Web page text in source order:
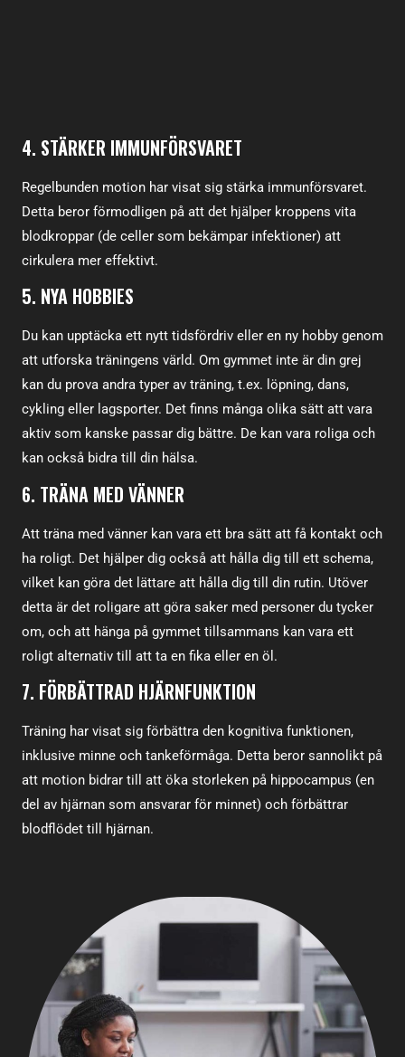
4. STÄRKER IMMUNFÖRSVARET
Regelbunden motion har visat sig stärka immunförsvaret.
Detta beror förmodligen på att det hjälper kroppens vita
blodkroppar (de celler som bekämpar infektioner) att
cirkulera mer effektivt.
5. NYA HOBBIES
Du kan upptäcka ett nytt tidsfördriv eller en ny hobby genom
att utforska träningens värld. Om gymmet inte är din grej
kan du prova andra typer av träning, t.ex. löpning, dans,
cykling eller lagsporter. Det finns många olika sätt att vara
aktiv som kanske passar dig bättre. De kan vara roliga och
kan också bidra till din hälsa.
6. TRÄNA MED VÄNNER
Att träna med vänner kan vara ett bra sätt att få kontakt och
ha roligt. Det hjälper dig också att hålla dig till ett schema,
vilket kan göra det lättare att hålla dig till din rutin. Utöver
detta är det roligare att göra saker med personer du tycker
om, och att hänga på gymmet tillsammans kan vara ett
roligt alternativ till att ta en fika eller en öl.
7. FÖRBÄTTRAD HJÄRNFUNKTION
Träning har visat sig förbättra den kognitiva funktionen,
inklusive minne och tankeförmåga. Detta beror sannolikt på
att motion bidrar till att öka storleken på hippocampus (en
del av hjärnan som ansvarar för minnet) och förbättrar
blodflödet till hjärnan.